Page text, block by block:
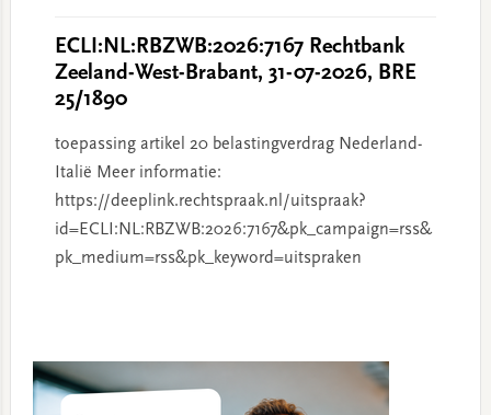
ECLI:NL:RBZWB:2026:7167 Rechtbank
Zeeland-West-Brabant, 31-07-2026, BRE
25/1890
toepassing artikel 20 belastingverdrag Nederland-
Italië Meer informatie:
https://deeplink.rechtspraak.nl/uitspraak?
id=ECLI:NL:RBZWB:2026:7167&pk_campaign=rss&
pk_medium=rss&pk_keyword=uitspraken
Sidebar